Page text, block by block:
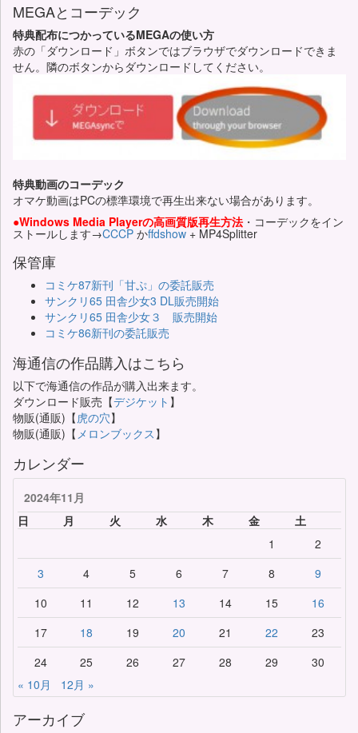
MEGAとコーデック
特典配布につかっているMEGAの使い方
赤の「ダウンロード」ボタンではブラウザでダウンロードできま
せん。隣のボタンからダウンロードしてください。
特典動画のコーデック
オマケ動画はPCの標準環境で再生出来ない場合があります。
●Windows Media Playerの高画質版再生方法 ・コーデックをイン
ストールします→CCCP かffdshow + MP4Splitter
保管庫
コミケ87新刊「甘ぷ」の委託販売
サンクリ65 田舎少女3 DL販売開始
サンクリ65 田舎少女３ 販売開始
コミケ86新刊の委託販売
海通信の作品購入はこちら
以下で海通信の作品が購入出来ます。
ダウンロード販売【デジケット 】
物販(通販)【虎の穴】
物販(通販)【 メロンブックス 】
カレンダー
2024年11月
日
月 火 水 木 金
土
1
2
3
4 5 6 7 8
9
10
11 12 13 14 15
16
17
18 19 20 21 22
23
24
25 26 27 28 29
30
« 10月
12月 »
アーカイブ